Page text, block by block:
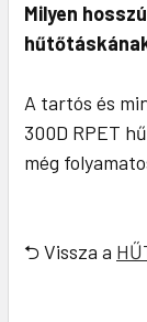
Milyen
A tartós és
300D RPET
még
⮌ Vissza a